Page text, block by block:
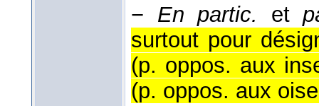
− En partic. et
surtout pour
(p. oppos. aux
(p. oppos. aux